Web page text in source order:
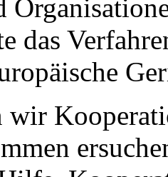
das
wir